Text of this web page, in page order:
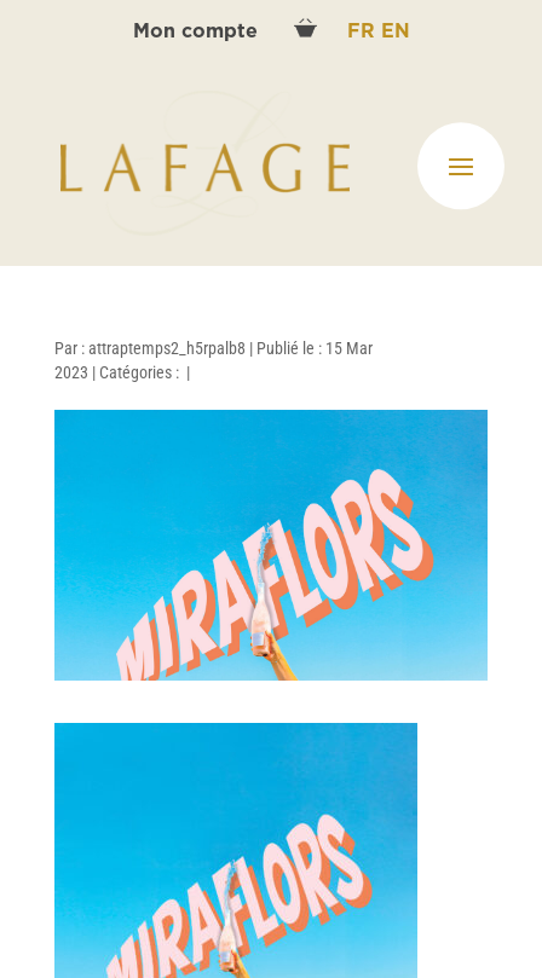
Mon compte FR EN
Par :attraptemps2_h5rpalb8 | Publié le : 15 Mar
2023 | Catégories : |